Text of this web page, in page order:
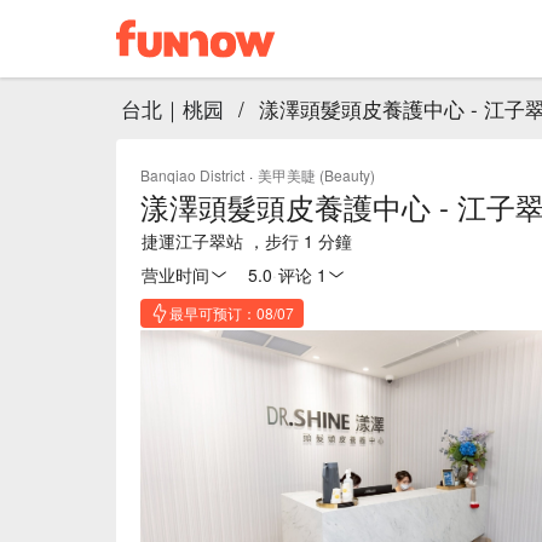
台北｜桃园 / 漾澤頭髮頭皮養護中心 - 江子
Banqiao District · 美甲美睫 (Beauty)
漾澤頭髮頭皮養護中心 - 江子
捷運江子翠站 ，步行 1 分鐘
营业时间
5.0 评论 1
最早可预订：08/07